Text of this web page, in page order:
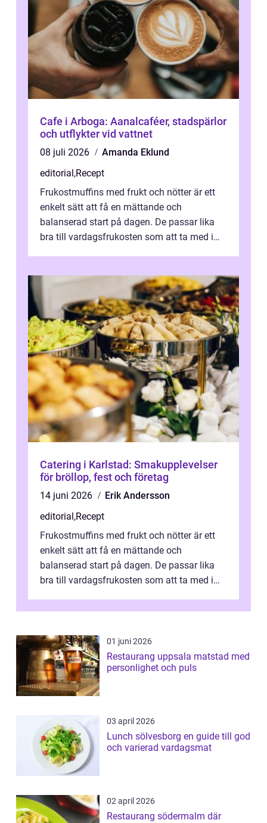
Cafe i Arboga: Aanalcaféer, stadspärlor
och utflykter vid vattnet
08 juli 2026
Amanda Eklund
editorial ,Recept
Frukostmuffins med frukt och nötter är ett
enkelt sätt att få en mättande och
balanserad start på dagen. De passar lika
bra till vardagsfrukosten som att ta med i
Catering i Karlstad: Smakupplevelser
för bröllop, fest och företag
14 juni 2026
Erik Andersson
editorial ,Recept
Frukostmuffins med frukt och nötter är ett
enkelt sätt att få en mättande och
balanserad start på dagen. De passar lika
bra till vardagsfrukosten som att ta med i
01 juni 2026
Restaurang uppsala matstad med
personlighet och puls
03 april 2026
Lunch sölvesborg en guide till god
och varierad vardagsmat
02 april 2026
Restaurang södermalm där